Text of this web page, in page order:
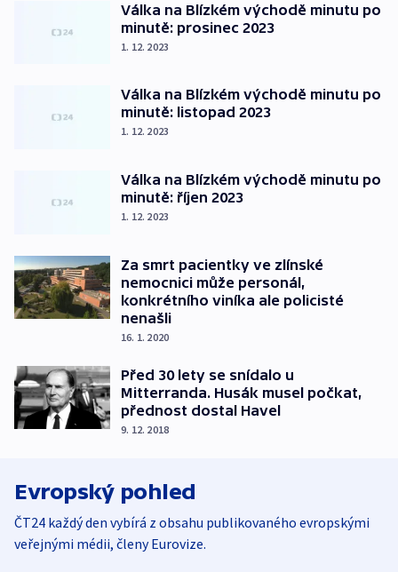
Válka na Blízkém východě minutu po
minutě: prosinec 2023
1. 12. 2023
Válka na Blízkém východě minutu po
minutě: listopad 2023
1. 12. 2023
Válka na Blízkém východě minutu po
minutě: říjen 2023
1. 12. 2023
Za smrt pacientky ve zlínské
nemocnici může personál,
konkrétního viníka ale policisté
nenašli
16. 1. 2020
Před 30 lety se snídalo u
Mitterranda. Husák musel počkat,
přednost dostal Havel
9. 12. 2018
Evropský pohled
ČT24 každý den vybírá z obsahu publikovaného evropskými
veřejnými médii, členy Eurovize.